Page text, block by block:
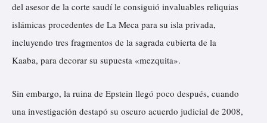
del asesor de la corte saudí le consiguió invaluables reliquias
islámicas procedentes de La Meca para su isla privada,
incluyendo tres fragmentos de la sagrada cubierta de la
Kaaba, para decorar su supuesta «mezquita».
Sin embargo, la ruina de Epstein llegó poco después, cuando
una investigación destapó su oscuro acuerdo judicial de 2008,